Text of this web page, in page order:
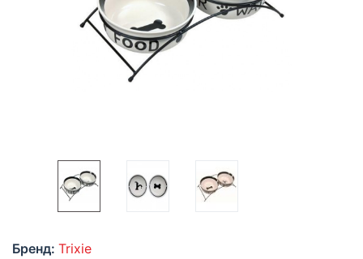
Бренд: Trixie